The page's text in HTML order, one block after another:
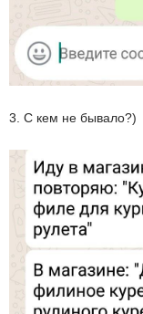
3. С кем не бывало?)